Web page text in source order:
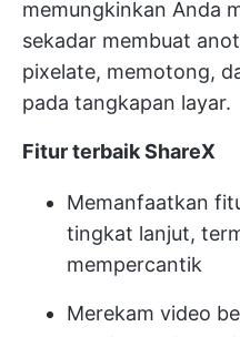
memungkinkan Anda
sekadar membuat
pixelate, memotong,
pada tangkapan layar.
Fitur terbaik ShareX
Memanfaatkan
tingkat lanjut,
mempercantik
Merekam video